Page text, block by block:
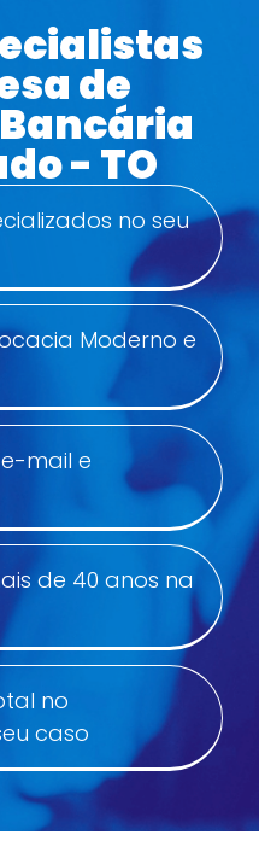
de
- TO
no seu
Moderno e
mail e
de 40 anos na
no
caso